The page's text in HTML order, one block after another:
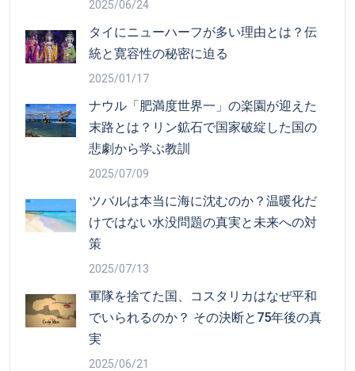
2025/06/24
タイにニューハーフが多い理由とは？伝
統と寛容性の秘密に迫る
2025/01/17
ナウル「肥満度世界一」の楽園が迎えた
末路とは？リン鉱石で国家破綻した国の
悲劇から学ぶ教訓
2025/07/09
ツバルは本当に海に沈むのか？温暖化だ
けではない水没問題の真実と未来への対
策
2025/07/13
軍隊を捨てた国、コスタリカはなぜ平和
でいられるのか？ その決断と75年後の真
実
2025/06/21